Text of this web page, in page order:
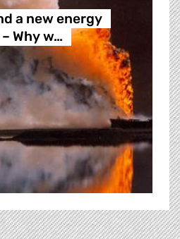
a new energy
Why w…